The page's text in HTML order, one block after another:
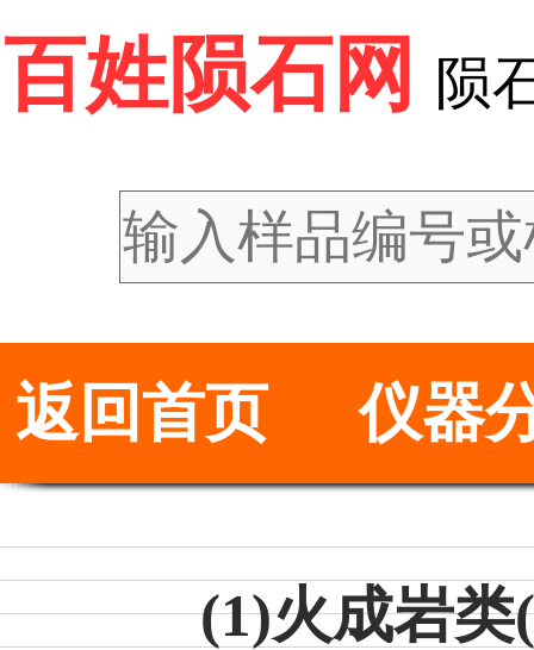
百姓陨石网 陨
返回首页 仪器
(1)火成岩